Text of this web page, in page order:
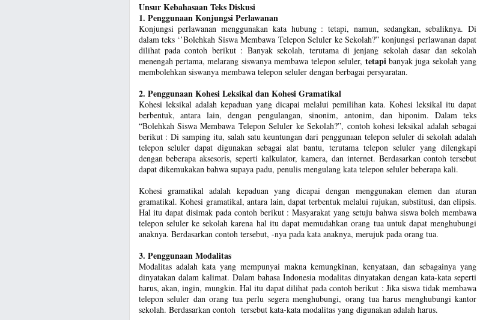
Unsur Kebahasaan Teks Diskusi
1. Penggunaan Konjungsi Perlawanan
Konjungsi perlawanan menggunakan kata hubung : tetapi, namun, sedangkan, sebaliknya. Di
dalam teks ‘’Bolehkah Siswa Membawa Telepon Seluler ke Sekolah?” konjungsi perlawanan dapat
dilihat pada contoh berikut : Banyak sekolah, terutama di jenjang sekolah dasar dan sekolah
menengah pertama, melarang siswanya membawa telepon seluler, tetapibanyak juga sekolah yang
membolehkan siswanya membawa telepon seluler dengan berbagai persyaratan.
2. Penggunaan Kohesi Leksikal dan Kohesi Gramatikal
Kohesi leksikal adalah kepaduan yang dicapai melalui pemilihan kata. Kohesi leksikal itu dapat
berbentuk, antara lain, dengan pengulangan, sinonim, antonim, dan hiponim. Dalam teks
“Bolehkah Siswa Membawa Telepon Seluler ke Sekolah?”, contoh kohesi leksikal adalah sebagai
berikut : Di samping itu, salah satu keuntungan dari penggunaan telepon seluler di sekolah adalah
telepon seluler dapat digunakan sebagai alat bantu, terutama telepon seluler yang dilengkapi
dengan beberapa aksesoris, seperti kalkulator, kamera, dan internet. Berdasarkan contoh tersebut
dapat dikemukakan bahwa supaya padu, penulis mengulang kata telepon seluler beberapa kali.
Kohesi gramatikal adalah kepaduan yang dicapai dengan menggunakan elemen dan aturan
gramatikal. Kohesi gramatikal, antara lain, dapat terbentuk melalui rujukan, substitusi, dan elipsis.
Hal itu dapat disimak pada contoh berikut : Masyarakat yang setuju bahwa siswa boleh membawa
telepon seluler ke sekolah karena hal itu dapat memudahkan orang tua untuk dapat menghubungi
anaknya. Berdasarkan contoh tersebut, -nya pada kata anaknya, merujuk pada orang tua.
3. Penggunaan Modalitas
Modalitas adalah kata yang mempunyai makna kemungkinan, kenyataan, dan sebagainya yang
dinyatakan dalam kalimat. Dalam bahasa Indonesia modalitas dinyatakan dengan kata-kata seperti
harus, akan, ingin, mungkin. Hal itu dapat dilihat pada contoh berikut : Jika siswa tidak membawa
telepon seluler dan orang tua perlu segera menghubungi, orang tua harus menghubungi kantor
sekolah. Berdasarkan contoh tersebut kata-kata modalitas yang digunakan adalah harus.